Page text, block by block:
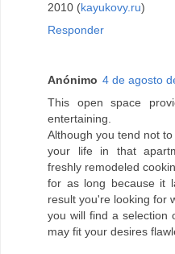
2010 (kayukovy.ru)
Responder
Anónimo 4 de agosto
This open space
entertaining.
Although you tend not
your life in that
freshly remodeled
for as long because it
result you're looking for
you will find a selection
may fit your desires